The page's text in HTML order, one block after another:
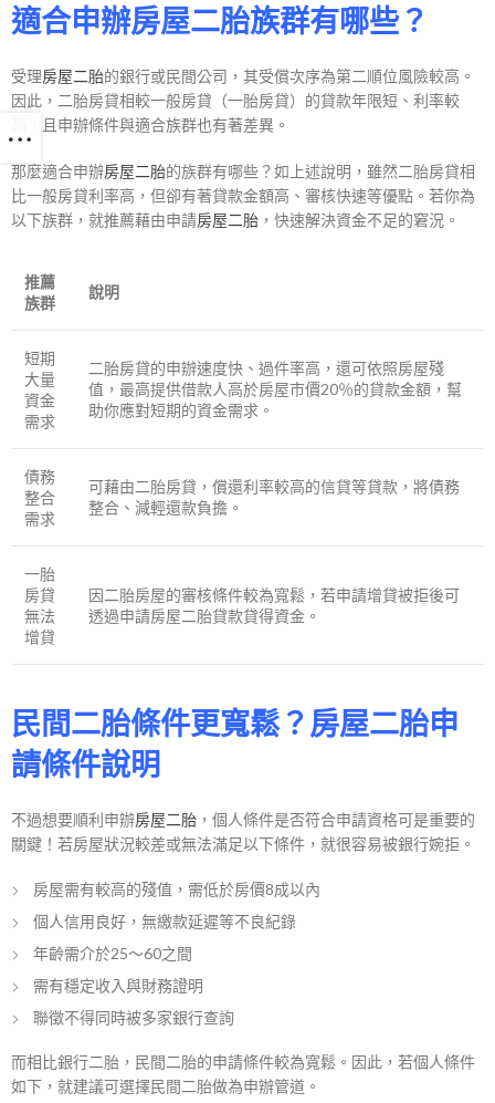
適合申辦房屋二胎族群有哪些？
受理房屋二胎的銀行或民間公司，其受償次序為第二順位風險較高。
因此，二胎房貸相較一般房貸（一胎房貸）的貸款年限短、利率較
高，且申辦條件與適合族群也有著差異。
那麼適合申辦房屋二胎的族群有哪些？如上述說明，雖然二胎房貸相
比一般房貸利率高，但卻有著貸款金額高、審核快速等優點。若你為
以下族群，就推薦藉由申請房屋二胎 ，快速解決資金不足的窘況。
推薦
族群
說明
短期
大量
資金
需求
二胎房貸的申辦速度快、過件率高，還可依照房屋殘
值，最高提供借款人高於房屋市價20％的貸款金額，幫
助你應對短期的資金需求。
債務
整合
需求
可藉由二胎房貸，償還利率較高的信貸等貸款，將債務
整合、減輕還款負擔。
一胎
房貸
無法
增貸
因二胎房屋的審核條件較為寬鬆，若申請增貸被拒後可
透過申請房屋二胎貸款貸得資金。
民間二胎條件更寬鬆？房屋二胎申
請條件說明
不過想要順利申辦房屋二胎 ，個人條件是否符合申請資格可是重要的
關鍵！若房屋狀況較差或無法滿足以下條件，就很容易被銀行婉拒。
房屋需有較高的殘值，需低於房價8成以內
個人信用良好，無繳款延遲等不良紀錄
年齡需介於25～60之間
需有穩定收入與財務證明
聯徵不得同時被多家銀行查詢
而相比銀行二胎，民間二胎的申請條件較為寬鬆。因此，若個人條件
如下，就建議可選擇民間二胎做為申辦管道。